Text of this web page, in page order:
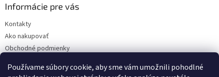
Používame súbory cookie, aby sme vám umožnili pohodlné
Informácie pre vás
Kontakty
Ako nakupovať
Obchodné podmienky
Moja objednávka